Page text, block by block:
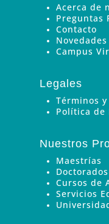
Acerca de
Preguntas
Contacto
Novedades
Campus
Legales
Términos
Política de
Nuestros
Maestrías
Doctorados
Cursos de
Servicios